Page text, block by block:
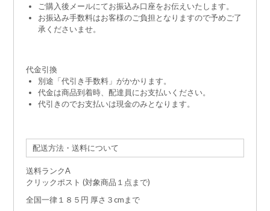
ご購入後メールにてお振込み口座をお伝えいたします。
お振込み手数料はお客様のご負担となりますので予めご了
承くださいませ。
代金引換
別途「代引き手数料」がかかります。
代金は商品到着時、配達員にお支払いください。
代引きのでお支払いは現金のみとなります。
配送方法・送料について
送料ランクA
クリックポスト (対象商品１点まで)
全国一律１８５円 厚さ３cmまで